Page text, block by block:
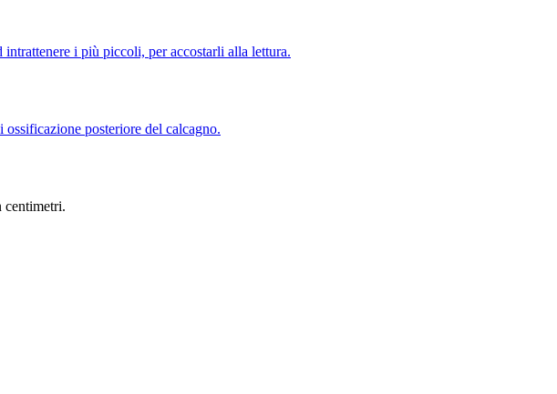
i più piccoli, per accostarli alla lettura.
posteriore del calcagno.
centimetri.